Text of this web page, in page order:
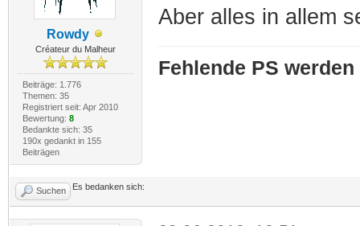
Rowdy
Créateur du Malheur
Beiträge: 1.776
Themen: 35
Registriert seit: Apr 2010
Bewertung: 8
Bedankte sich: 35
190x gedankt in 155
Beiträgen
Aber alles in allem
Fehlende PS
Suchen Es bedanken sich: